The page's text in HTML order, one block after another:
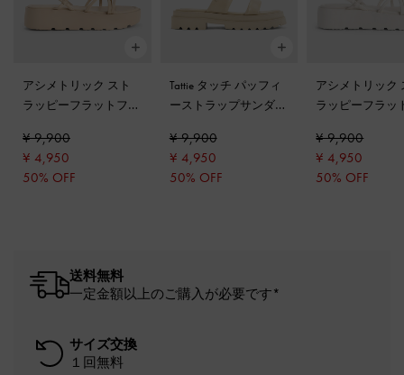
アシメトリック スト
ラッピーフラットフォ
¥ 9,900
¥ 4,950
50% OFF
Tattie タッチ パッフィ
ーストラップサンダル
¥ 9,900
¥ 4,950
50% OFF
アシメトリック
ラッピーフラッ
ト
¥ 9,900
¥ 4,950
50% OFF
送料無料
一定金額以上のご購入が必要です*
サイズ交換
１回無料